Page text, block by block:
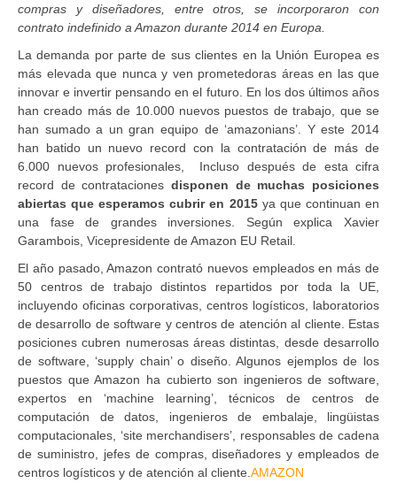
compras y diseñadores, entre otros, se incorporaron con
contrato indefinido a Amazon durante 2014 en Europa.
La demanda por parte de sus clientes en la Unión Europea es
más elevada que nunca y ven prometedoras áreas en las que
innovar e invertir pensando en el futuro. En los dos últimos años
han creado más de 10.000 nuevos puestos de trabajo, que se
han sumado a un gran equipo de ‘amazonians’. Y este 2014
han batido un nuevo record con la contratación de más de
6.000 nuevos profesionales, Incluso después de esta cifra
record de contrataciones disponen de muchas posiciones
abiertas que esperamos cubrir en 2015ya que continuan en
una fase de grandes inversiones. Según explica Xavier
Garambois, Vicepresidente de Amazon EU Retail.
El año pasado, Amazon contrató nuevos empleados en más de
50 centros de trabajo distintos repartidos por toda la UE,
incluyendo oficinas corporativas, centros logísticos, laboratorios
de desarrollo de software y centros de atención al cliente. Estas
posiciones cubren numerosas áreas distintas, desde desarrollo
de software, ‘supply chain’ o diseño. Algunos ejemplos de los
puestos que Amazon ha cubierto son ingenieros de software,
expertos en ‘machine learning’, técnicos de centros de
computación de datos, ingenieros de embalaje, lingüistas
computacionales, ‘site merchandisers’, responsables de cadena
de suministro, jefes de compras, diseñadores y empleados de
centros logísticos y de atención al cliente. AMAZON